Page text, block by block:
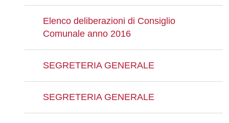
Elenco deliberazioni di Consiglio
Comunale anno 2016
SEGRETERIA GENERALE
SEGRETERIA GENERALE